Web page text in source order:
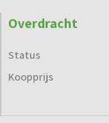
met moderne open
en de badkamer.
Overdracht
Status
Koopprijs